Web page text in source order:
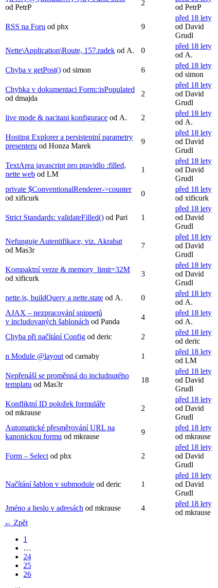
od PetrP
2
od PetrP
RSS na Foru od phx 9
před 18 lety
od David
Grudl
Nette\Application\Route, 157.radek od A. 0
před 18 lety
od A.
Chyba v getPost() od simon 6
před 18 lety
od simon
Chybka v dokumentaci Form::isPopulated
od dmajda
2
před 18 lety
od David
Grudl
live mode & nacitani konfigurace od A. 2
před 18 lety
od A.
Hosting Explorer a persistentní parametry
presenteru od Honza Marek
9
před 18 lety
od David
Grudl
TextArea javascript pro pravidlo :filled,
nette web od LM
1
před 18 lety
od David
Grudl
private $ConventionalRenderer->counter
od xificurk
0
před 18 lety
od xificurk
Strict Standards: validateFilled() od Pari 1
před 18 lety
od David
Grudl
Nefunguje Autentifikace, viz. Akrabat
od Mas3r
7
před 18 lety
od David
Grudl
Kompaktní verze & memory_limit=32M
od xificurk
3
před 18 lety
od David
Grudl
nette.js, buildQuery a nette.state od A. 0
před 18 lety
od A.
AJAX – nezpracování snippetů
v includovaných šablonách od Panda
4
před 18 lety
od A.
Chyba při načítání Config od deric 2
před 18 lety
od deric
n Module @layout od carnaby 1
před 18 lety
od LM
Nepřenáší se proměnná do includnutého
templatu od Mas3r
18
před 18 lety
od David
Grudl
Konfliktní ID položek formuláře
od mkrause
2
před 18 lety
od David
Grudl
Automatické přesměrování URL na
kanonickou formu od mkrause
9
před 18 lety
od mkrause
Form – Select od phx 2
před 18 lety
od David
Grudl
Načítání šablon v submodule od deric 1
před 18 lety
od David
Grudl
Jméno a heslo v adresách od mkrause 4
před 18 lety
od mkrause
← Zpět
1
…
24
25
26